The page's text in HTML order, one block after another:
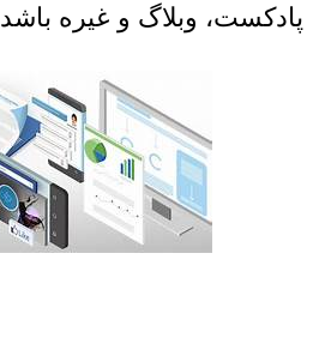
پادکست، وبلاگ و غیره باشد